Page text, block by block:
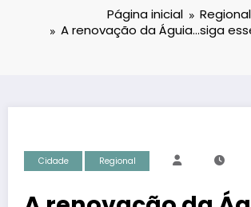
Página inicial
Regional
A renovação da Águia…siga
Cidade Regional